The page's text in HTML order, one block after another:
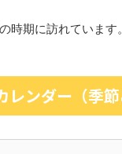
時期に訪れていま
ンダー（季節